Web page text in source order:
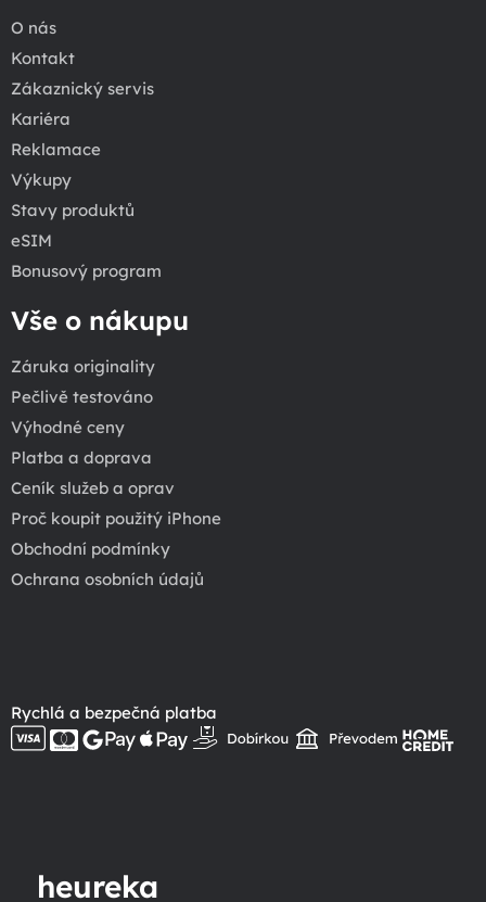
O nás
Kontakt
Zákaznický servis
Kariéra
Reklamace
Výkupy
Stavy produktů
eSIM
Bonusový program
Vše o nákupu
Záruka originality
Pečlivě testováno
Výhodné ceny
Platba a doprava
Ceník služeb a oprav
Proč koupit použitý iPhone
Obchodní podmínky
Ochrana osobních údajů
Rychlá a bezpečná platba
heureka